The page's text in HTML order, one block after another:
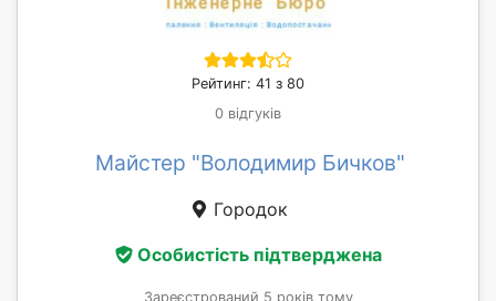
Рейтинг: 41 з 80
0 відгуків
Майстер "Володимир Бичков"
Городок
Особистість підтверджена
Зареєстрований 5 років тому